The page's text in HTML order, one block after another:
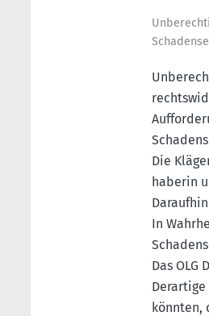
Die
ha­berin
In
Das
könnten,